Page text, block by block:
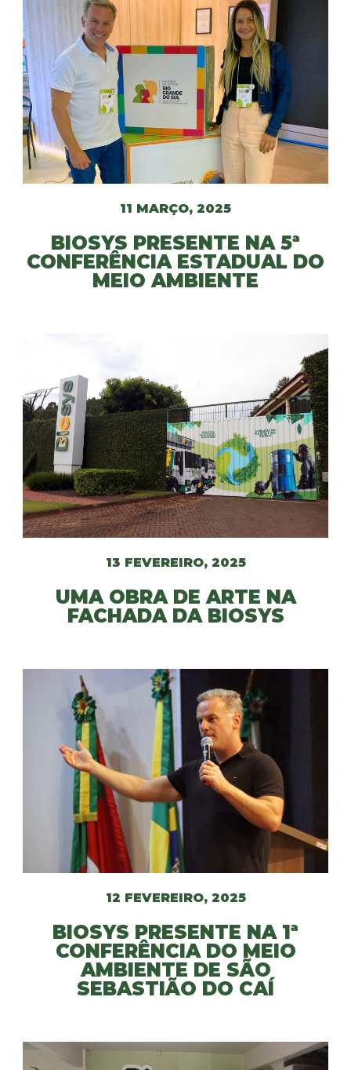
11 MARÇO, 2025
BIOSYS PRESENTE NA 5ª
CONFERÊNCIA ESTADUAL DO
MEIO AMBIENTE
13 FEVEREIRO, 2025
UMA OBRA DE ARTE NA
FACHADA DA BIOSYS
12 FEVEREIRO, 2025
BIOSYS PRESENTE NA 1ª
CONFERÊNCIA DO MEIO
AMBIENTE DE SÃO
SEBASTIÃO DO CAÍ